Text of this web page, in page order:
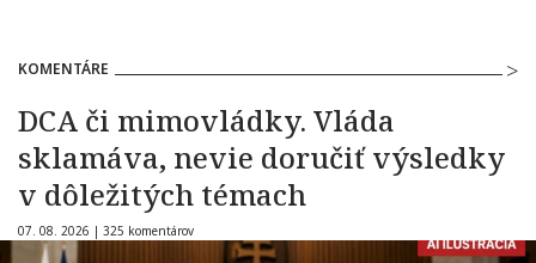
KOMENTÁRE
DCA či mimovládky. Vláda
sklamáva, nevie doručiť výsledky
v dôležitých témach
07. 08. 2026 | 325 komentárov